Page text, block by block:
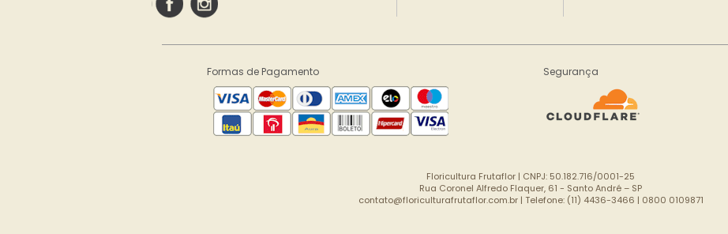
Formas de Pagamento Segurança
Floricultura Frutaflor | CNPJ: 50.182.716/0001-25
Rua Coronel Alfredo Flaquer, 61 - Santo André – SP
contato@floriculturafrutaflor.com.br| Telefone: (11) 4436-3466 | 0800 0109871